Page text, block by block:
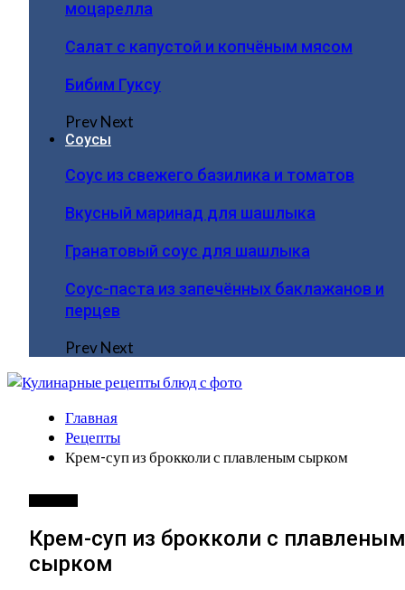
моцарелла
Салат с капустой и копчёным мясом
Бибим Гуксу
PrevNext
Соусы
Соус из свежего базилика и томатов
Вкусный маринад для шашлыка
Гранатовый соус для шашлыка
Соус-паста из запечённых баклажанов и
перцев
PrevNext
Главная
Рецепты
Крем-суп из брокколи с плавленым сырком
Крем-суп из брокколи с плавленым
сырком